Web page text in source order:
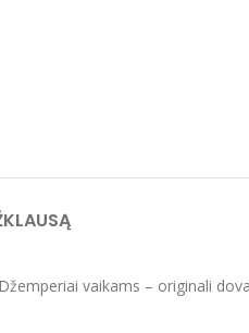
vaikams – originali